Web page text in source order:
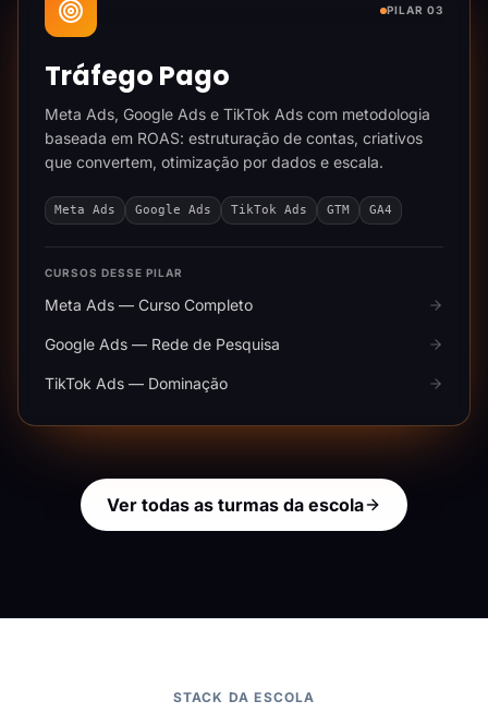
PILAR 03
Tráfego Pago
Meta Ads, Google Ads e TikTok Ads com metodologia
baseada em ROAS: estruturação de contas, criativos
que convertem, otimização por dados e escala.
Meta Ads Google Ads TikTok Ads GTM GA4
CURSOS DESSE PILAR
Meta Ads — Curso Completo
Google Ads — Rede de Pesquisa
TikTok Ads — Dominação
Ver todas as turmas da escola
STACK DA ESCOLA